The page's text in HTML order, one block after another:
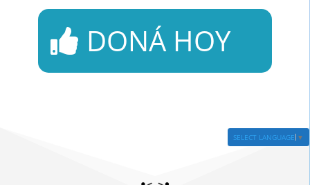
DONÁ HOY
SELECT LANGUAGE ▼